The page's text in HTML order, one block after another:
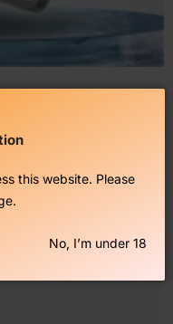
this website. Please
No, I’m under 18